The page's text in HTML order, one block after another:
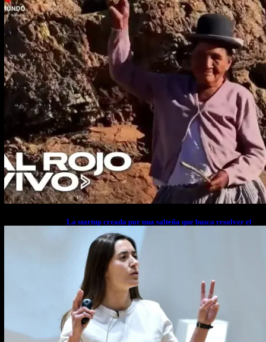
La startup creada por una salteña que busca resolver el
estrés financiero en Latinoamérica